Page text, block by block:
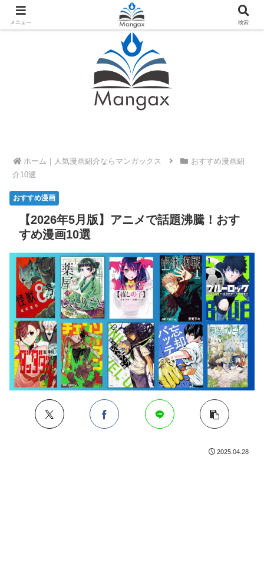
人気おすすめ漫画紹介ならMangax（マンガックス）
ホーム
おすすめ漫画紹
介10選
【2026年5月版】アニメで話題沸騰！おす
すめ漫画10選
2025.04.28
メニュー 検索